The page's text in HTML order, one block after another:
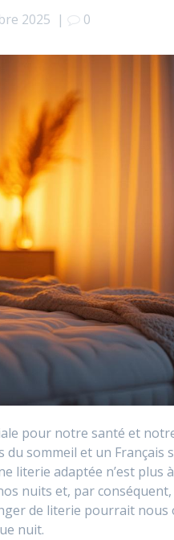
2025 | 0
pour notre santé et
du sommeil et un
literie adaptée n’est plus
nuits et, par conséquent,
de literie pourrait nous
nuit.